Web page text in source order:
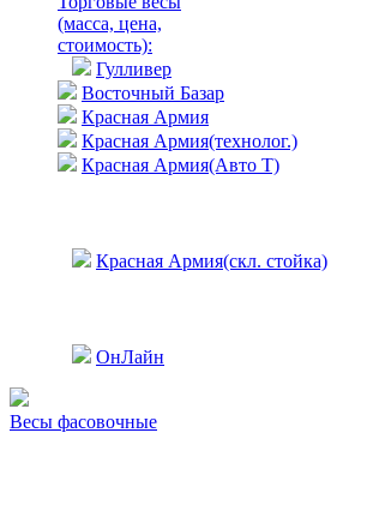
(масса, цена,
стоимость):
Гулливер
Восточный Базар
Красная Армия
Красная Армия(технолог.)
Красная Армия(Авто Т)
Красная Армия(скл. стойка)
ОнЛайн
Весы фасовочные